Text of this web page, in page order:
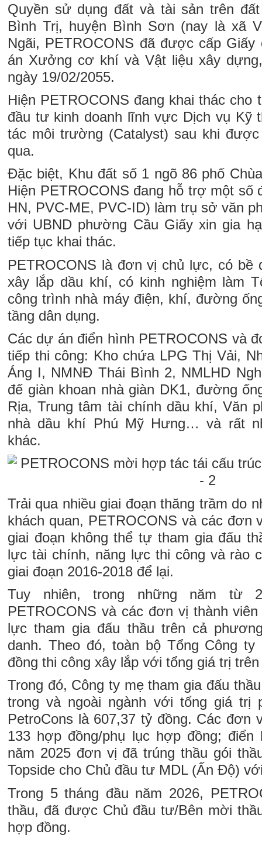
Quyền sử dụng đất và tài sản trên
Bình Trị, huyện Bình Sơn (nay là xã
Ngãi, PETROCONS đã được cấp
án Xưởng cơ khí và Vật liệu xây
ngày 19/02/2055.
Hiện PETROCONS đang khai thác
đầu tư kinh doanh lĩnh vực Dịch vụ Kỹ
tác môi trường (Catalyst) sau khi
qua.
Đặc biệt, Khu đất số 1 ngõ 86 phố
Hiện PETROCONS đang hỗ trợ một số
HN, PVC-ME, PVC-ID) làm trụ sở văn
với UBND phường Cầu Giấy xin gia
tiếp tục khai thác.
PETROCONS là đơn vị chủ lực, có bề
xây lắp dầu khí, có kinh nghiệm làm
công trình nhà máy điện, khí, đường
tầng dân dụng.
Các dự án điển hình PETROCONS và
tiếp thi công: Kho chứa LPG Thị Vải,
Áng I, NMNĐ Thái Bình 2, NMLHD
đế giàn khoan nhà giàn DK1, đường
Rịa, Trung tâm tài chính dầu khí, Văn
nhà dầu khí Phú Mỹ Hưng… và rất
khác.
Trải qua nhiều giai đoạn thăng trầm do
khách quan, PETROCONS và các đơn
giai đoạn không thể tự tham gia đấu
lực tài chính, năng lực thi công và rào
giai đoạn 2016-2018 để lại.
Tuy nhiên, trong những năm từ
PETROCONS và các đơn vị thành
lực tham gia đấu thầu trên cả
danh. Theo đó, toàn bộ Tổng Công
đồng thi công xây lắp với tổng giá trị
Trong đó, Công ty mẹ tham gia đấu
trong và ngoài ngành với tổng giá trị
PetroCons là 607,37 tỷ đồng. Các đơn
133 hợp đồng/phụ lục hợp đồng; điển
năm 2025 đơn vị đã trúng thầu gói
Topside cho Chủ đầu tư MDL (Ấn Độ)
Trong 5 tháng đầu năm 2026,
thầu, đã được Chủ đầu tư/Bên mời
hợp đồng.